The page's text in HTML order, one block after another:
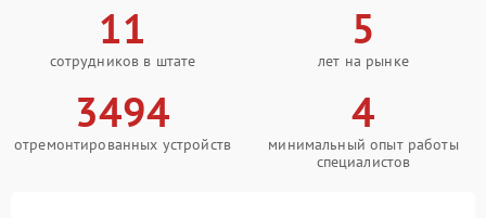
11
сотрудников в штате
5
лет на рынке
3494
отремонтированных устройств
4
минимальный опыт работы
специалистов